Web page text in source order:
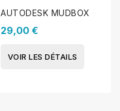
AUTODESK MUDBOX
29,00 €
VOIR LES DÉTAILS